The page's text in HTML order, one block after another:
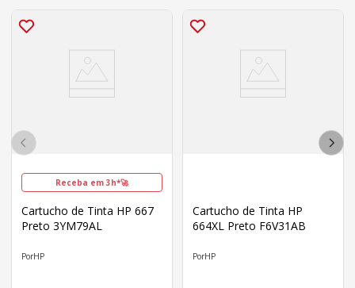
Receba em 3h*🚀
Cartucho de Tinta HP 667
Preto 3YM79AL
HP
Cartucho de Tinta HP
664XL Preto F6V31AB
HP